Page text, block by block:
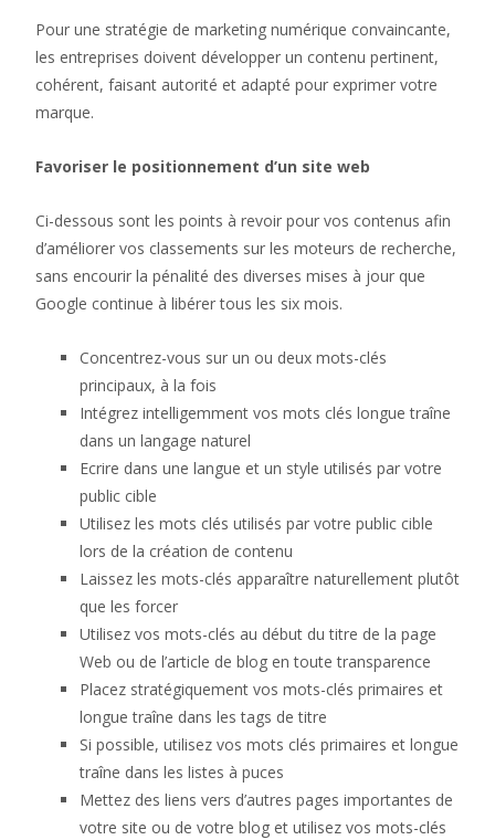
Pour une stratégie de marketing numérique convaincante,
les entreprises doivent développer un contenu pertinent,
cohérent, faisant autorité et adapté pour exprimer votre
marque.
Favoriser le positionnement d’un site web
Ci-dessous sont les points à revoir pour vos contenus afin
d’améliorer vos classements sur les moteurs de recherche,
sans encourir la pénalité des diverses mises à jour que
Google continue à libérer tous les six mois.
Concentrez-vous sur un ou deux mots-clés
principaux, à la fois
Intégrez intelligemment vos mots clés longue traîne
dans un langage naturel
Ecrire dans une langue et un style utilisés par votre
public cible
Utilisez les mots clés utilisés par votre public cible
lors de la création de contenu
Laissez les mots-clés apparaître naturellement plutôt
que les forcer
Utilisez vos mots-clés au début du titre de la page
Web ou de l’article de blog en toute transparence
Placez stratégiquement vos mots-clés primaires et
longue traîne dans les tags de titre
Si possible, utilisez vos mots clés primaires et longue
traîne dans les listes à puces
Mettez des liens vers d’autres pages importantes de
votre site ou de votre blog et utilisez vos mots-clés